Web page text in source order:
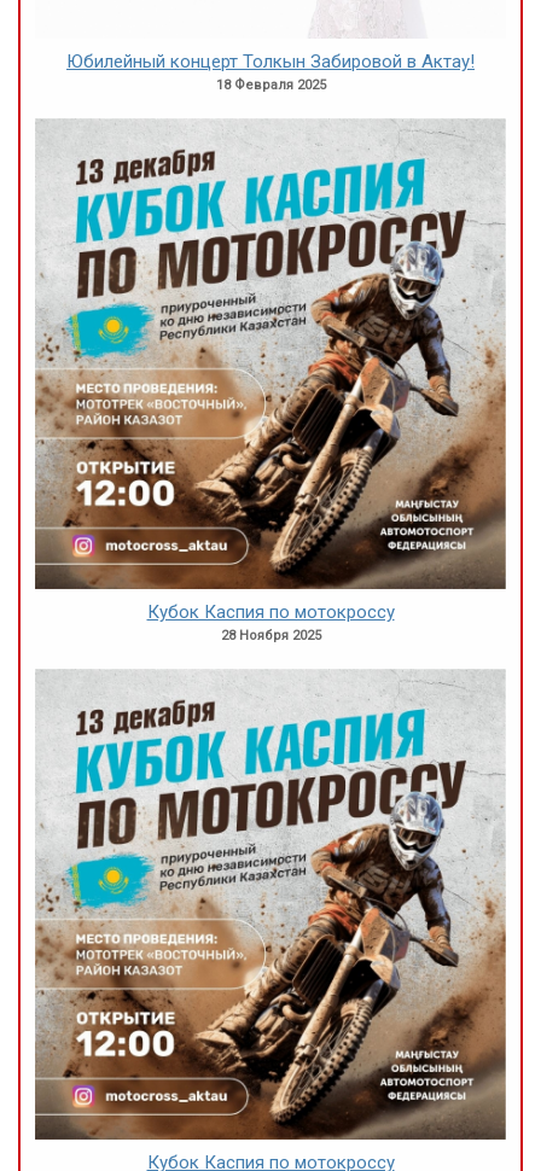
Юбилейный концерт Толкын Забировой в Актау!
18 Февраля 2025
Кубок Каспия по мотокроссу
28 Ноября 2025
Кубок Каспия по мотокроссу